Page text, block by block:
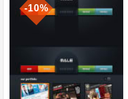
-10%